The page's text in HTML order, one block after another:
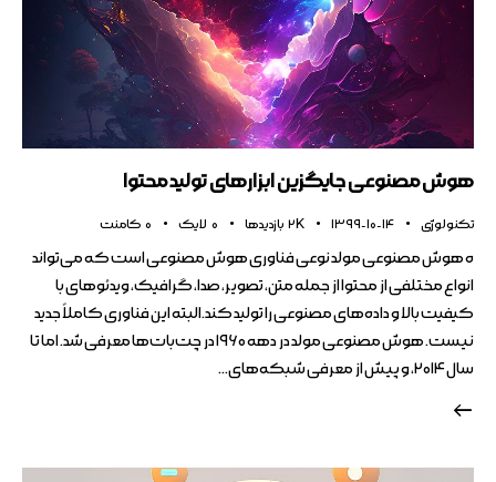
هوش مصنوعی جایگزین ابزارهای تولید محتوا
تکنولوژی 1399-10-14
2K بازدیدها 0 لایک 0 کامنت
ه هوش مصنوعی مولد نوعی فناوری هوش مصنوعی است که می‌تواند
انواع مختلفی از محتوا از جمله متن، تصویر، صدا، گرافیک، ویدئوهای با
کیفیت بالا و داده‌های مصنوعی را تولید کند.البته این فناوری کاملاً جدید
نیست. هوش مصنوعی مولد در دهه ۱۹۶۰ در چت‌بات‌ها معرفی شد. اما تا
سال ۲۰۱۴، و پیش از معرفی شبکه‌های…